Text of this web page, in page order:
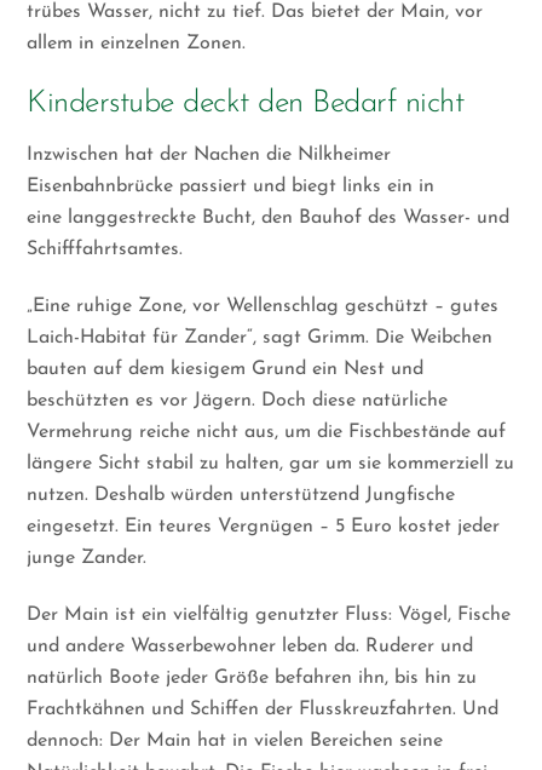
trübes Wasser, nicht zu tief. Das bietet der Main, vor
allem in einzelnen Zonen.
Kinderstube deckt den Bedarf nicht
Inzwischen hat der Nachen die Nilkheimer
Eisenbahnbrücke passiert und biegt links ein in
eine langgestreckte Bucht, den Bauhof des Wasser- und
Schifffahrtsamtes.
„Eine ruhige Zone, vor Wellenschlag geschützt – gutes
Laich-Habitat für Zander“, sagt Grimm. Die Weibchen
bauten auf dem kiesigem Grund ein Nest und
beschützten es vor Jägern. Doch diese natürliche
Vermehrung reiche nicht aus, um die Fischbestände auf
längere Sicht stabil zu halten, gar um sie kommerziell zu
nutzen. Deshalb würden unterstützend Jungfische
eingesetzt. Ein teures Vergnügen – 5 Euro kostet jeder
junge Zander.
Der Main ist ein vielfältig genutzter Fluss: Vögel, Fische
und andere Wasserbewohner leben da. Ruderer und
natürlich Boote jeder Größe befahren ihn, bis hin zu
Frachtkähnen und Schiffen der Flusskreuzfahrten. Und
dennoch: Der Main hat in vielen Bereichen seine